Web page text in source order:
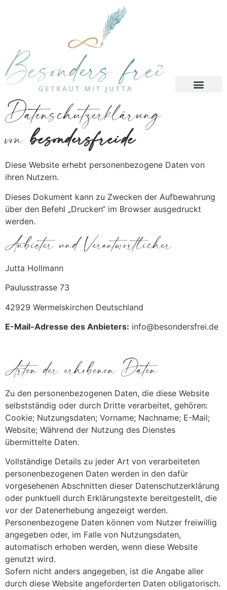
Datenschutzerklärung
vonbesondersfrei.de
Diese Website erhebt personenbezogene Daten von
ihren Nutzern.
Dieses Dokument kann zu Zwecken der Aufbewahrung
über den Befehl „Drucken“ im Browser ausgedruckt
werden.
Anbieter und Verantwortlicher
Jutta Hollmann
Paulusstrasse 73
42929 Wermelskirchen Deutschland
E-Mail-Adresse des Anbieters: info@besondersfrei.de
Arten der erhobenen Daten
Zu den personenbezogenen Daten, die diese Website
selbstständig oder durch Dritte verarbeitet, gehören:
Cookie; Nutzungsdaten; Vorname; Nachname; E-Mail;
Website; Während der Nutzung des Dienstes
übermittelte Daten.
Vollständige Details zu jeder Art von verarbeiteten
personenbezogenen Daten werden in den dafür
vorgesehenen Abschnitten dieser Datenschutzerklärung
oder punktuell durch Erklärungstexte bereitgestellt, die
vor der Datenerhebung angezeigt werden.
Personenbezogene Daten können vom Nutzer freiwillig
angegeben oder, im Falle von Nutzungsdaten,
automatisch erhoben werden, wenn diese Website
genutzt wird.
Sofern nicht anders angegeben, ist die Angabe aller
durch diese Website angeforderten Daten obligatorisch.